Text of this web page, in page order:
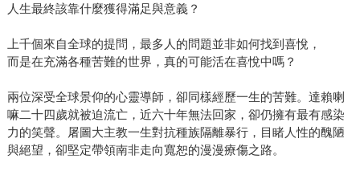
人生最終該靠什麼獲得滿足與意義？
上千個來自全球的提問，最多人的問題並非如何找到喜悅，
而是在充滿各種苦難的世界，真的可能活在喜悅中嗎？
兩位深受全球景仰的心靈導師，卻同樣經歷一生的苦難。達賴喇
嘛二十四歲就被迫流亡，近六十年無法回家，卻仍擁有最有感染
力的笑聲。屠圖大主教一生對抗種族隔離暴行，目睹人性的醜陋
與絕望，卻堅定帶領南非走向寬恕的漫漫療傷之路。